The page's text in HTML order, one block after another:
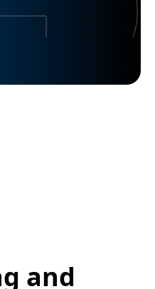
and